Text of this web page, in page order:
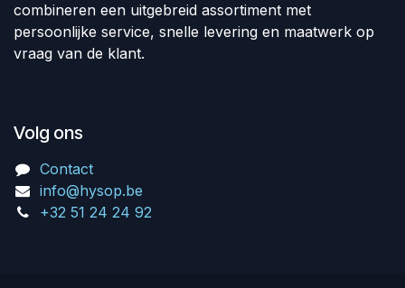
combineren een uitgebreid assortiment met
persoonlijke service, snelle levering en maatwerk op
vraag van de klant.
Volg ons
Contact
info@hysop.be
+32 51 24 24 92